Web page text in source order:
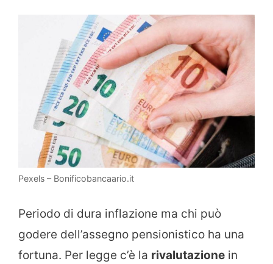
Pexels – Bonificobancaario.it
Periodo di dura inflazione ma chi può
godere dell’assegno pensionistico ha una
fortuna. Per legge c’è la rivalutazione in